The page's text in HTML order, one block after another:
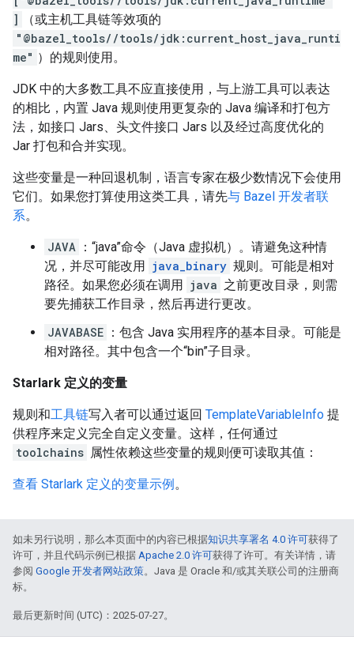
]
（或主机工具链等效项的
"@bazel_tools//tools/jdk:current_host_java_runti
me" ）的规则使用。
JDK 中的大多数工具不应直接使用，与上游工具可以表达
的相比，内置 Java 规则使用更复杂的 Java 编译和打包方
法，如接口 Jars、头文件接口 Jars 以及经过高度优化的
Jar 打包和合并实现。
这些变量是一种回退机制，语言专家在极少数情况下会使用
它们。如果您打算使用这类工具，请先与 Bazel 开发者联
系。
JAVA ：“java”命令（Java 虚拟机）。请避免这种情
况，并尽可能改用 java_binary 规则。可能是相对
路径。如果您必须在调用 java 之前更改目录，则需
要先捕获工作目录，然后再进行更改。
JAVABASE ：包含 Java 实用程序的基本目录。可能是
相对路径。其中包含一个“bin”子目录。
Starlark 定义的变量
规则和工具链写入者可以通过返回 TemplateVariableInfo 提
供程序来定义完全自定义变量。这样，任何通过
toolchains 属性依赖这些变量的规则便可读取其值：
查看 Starlark 定义的变量示例。
如未另行说明，那么本页面中的内容已根据知识共享署名 4.0 许可获得了
许可，并且代码示例已根据 Apache 2.0 许可获得了许可。有关详情，请
参阅 Google 开发者网站政策。Java 是 Oracle 和/或其关联公司的注册商
标。
最后更新时间 (UTC)：2025-07-27。